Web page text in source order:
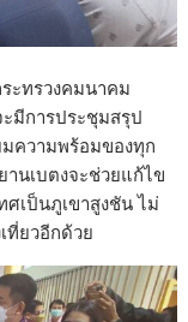
ะทรวงคมนาคม
มีการประชุมสรุป
ความพร้อมของทุก
านเบตงจะช่วยแก้ไข
เป็นภูเขาสูงชัน ไม่
ที่ยวอีกด้วย